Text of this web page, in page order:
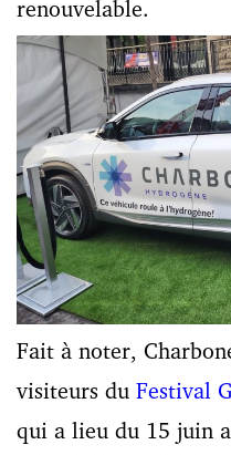
renouvelable.
Fait à noter,
visiteurs du Festival
qui a lieu du 15 juin